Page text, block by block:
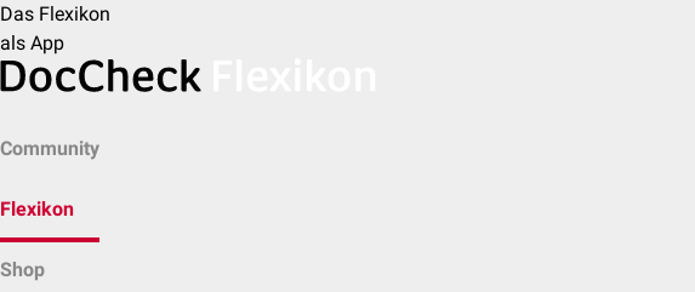
Das Flexikon
als App
Community
Flexikon
Shop